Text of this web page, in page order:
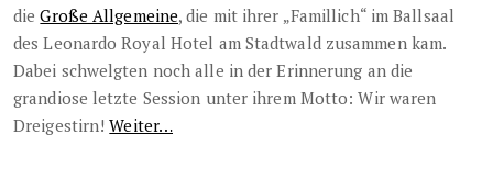
dieGroße Allgemeine, die mit ihrer „Famillich“ im Ballsaal
des Leonardo Royal Hotel am Stadtwald zusammen kam.
Dabei schwelgten noch alle in der Erinnerung an die
grandiose letzte Session unter ihrem Motto: Wir waren
Dreigestirn!Weiter…